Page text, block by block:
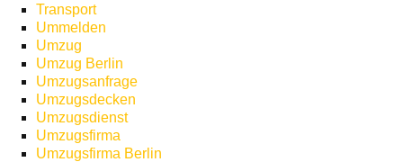
Transport
Ummelden
Umzug
Umzug Berlin
Umzugsanfrage
Umzugsdecken
Umzugsdienst
Umzugsfirma
Umzugsfirma Berlin